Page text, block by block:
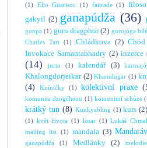
(1) Elio Guarisco (1) faitrade (1)
gakyil (2) ganapúdža (36)
gonpa (1) guru dragphur (2) gurujóga
Charles Tart (1) Chládkova (2) Chöd
Invokace Samantabhadry (2) inzerce
(14)
jurta (1) kalendář (3)
Khalongdorjeikar (2) Khamdogar (1)
(4)
Kníničky (1) kolektivní praxe
komunita dzogčhenu (1) komunitní schůze
krátký tun (8) Kunkyabling (1) kurs (2)
(1) květ života (1) losar (1) Lukáš
mailing list (1) mandala (3)
ganapúdža
(1) Medlánky (2) melodie